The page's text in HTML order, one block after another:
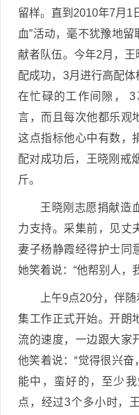
留样。直到2010年7月1
血”活动，毫不犹豫地
献者队伍。今年2月，
配成功，3月进行高配体
在忙碌的工作间隙，
言，而且每次他都乐观
这点指标他心中有数，
配对成功后，王晓刚戒
斤。
王晓刚志愿捐献造
力支持。采集前，见丈
妻子杨静霞经得护士同
她笑着说：“他帮别人，
上午9点20分，伴
集工作正式开始。开朗
流的速度，一边跟大家
他笑着说：“觉得很兴
能中，蛮好的，至少
点，经过3个多小时，